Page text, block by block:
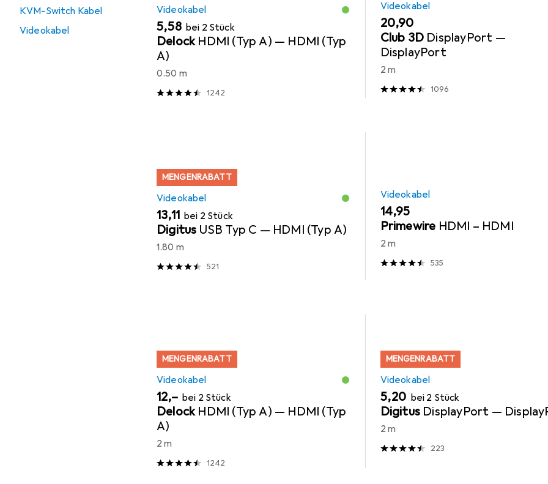
KVM-Switch Kabel
Videokabel
Videokabel
EUR
5,58 bei 2 Stück
Delock HDMI (Typ A) — HDMI (Typ
A)
0.50 m
1242
Videokabel
EUR
20,90
Club 3D DisplayPort —
DisplayPort
2 m
1096
MENGENRABATT
Videokabel
EUR
13,11 bei 2 Stück
Digitus USB Typ C — HDMI (Typ A)
1.80 m
521
Videokabel
EUR
14,95
Primewire HDMI – HDMI
2 m
535
MENGENRABATT
Videokabel
EUR
12,– bei 2 Stück
Delock HDMI (Typ A) — HDMI (Typ
A)
2 m
1242
MENGENRABATT
Videokabel
EUR
5,20 bei 2 Stück
Digitus DisplayPort —
2 m
223